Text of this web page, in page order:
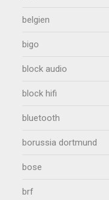
belgien
bigo
block audio
block hifi
bluetooth
borussia dortmund
bose
brf